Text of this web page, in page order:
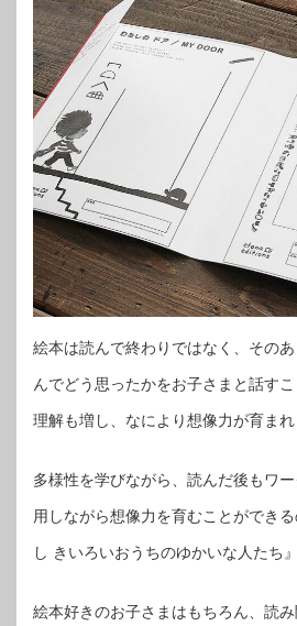
絵本は読んで終わりではなく、その
んでどう思ったかをお子さまと話す
理解も増し、なにより想像力が育まれ
多様性を学びながら、読んだ後もワ
用しながら想像力を育むことができ
し きいろいおうちのゆかいな人たち』
絵本好きのお子さまはもちろん、読